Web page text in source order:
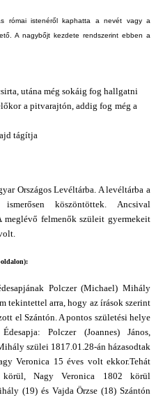
római istenéről kaphatta a nevét vagy a
A nagybőjt kezdete rendszerint ebben a
utána még sokáig fog hallgatni
a pitvarajtón, addig fog még a
tágítja
Országos Levéltárba. A levéltárba a
köszöntöttek. Ancsival
meglévő felmenők szüleit gyermekeit
Polczer (Michael) Mihály
tekintettel arra, hogy az írások szerint
el Szántón. A pontos születési helye
Polczer (Joannes) János,
szülei 1817.01.28-án házasodtak
Veronica 15 éves volt ekkor.Tehát
Nagy Veronica 1802 körül
(19) és Vajda Örzse (18) Szántón